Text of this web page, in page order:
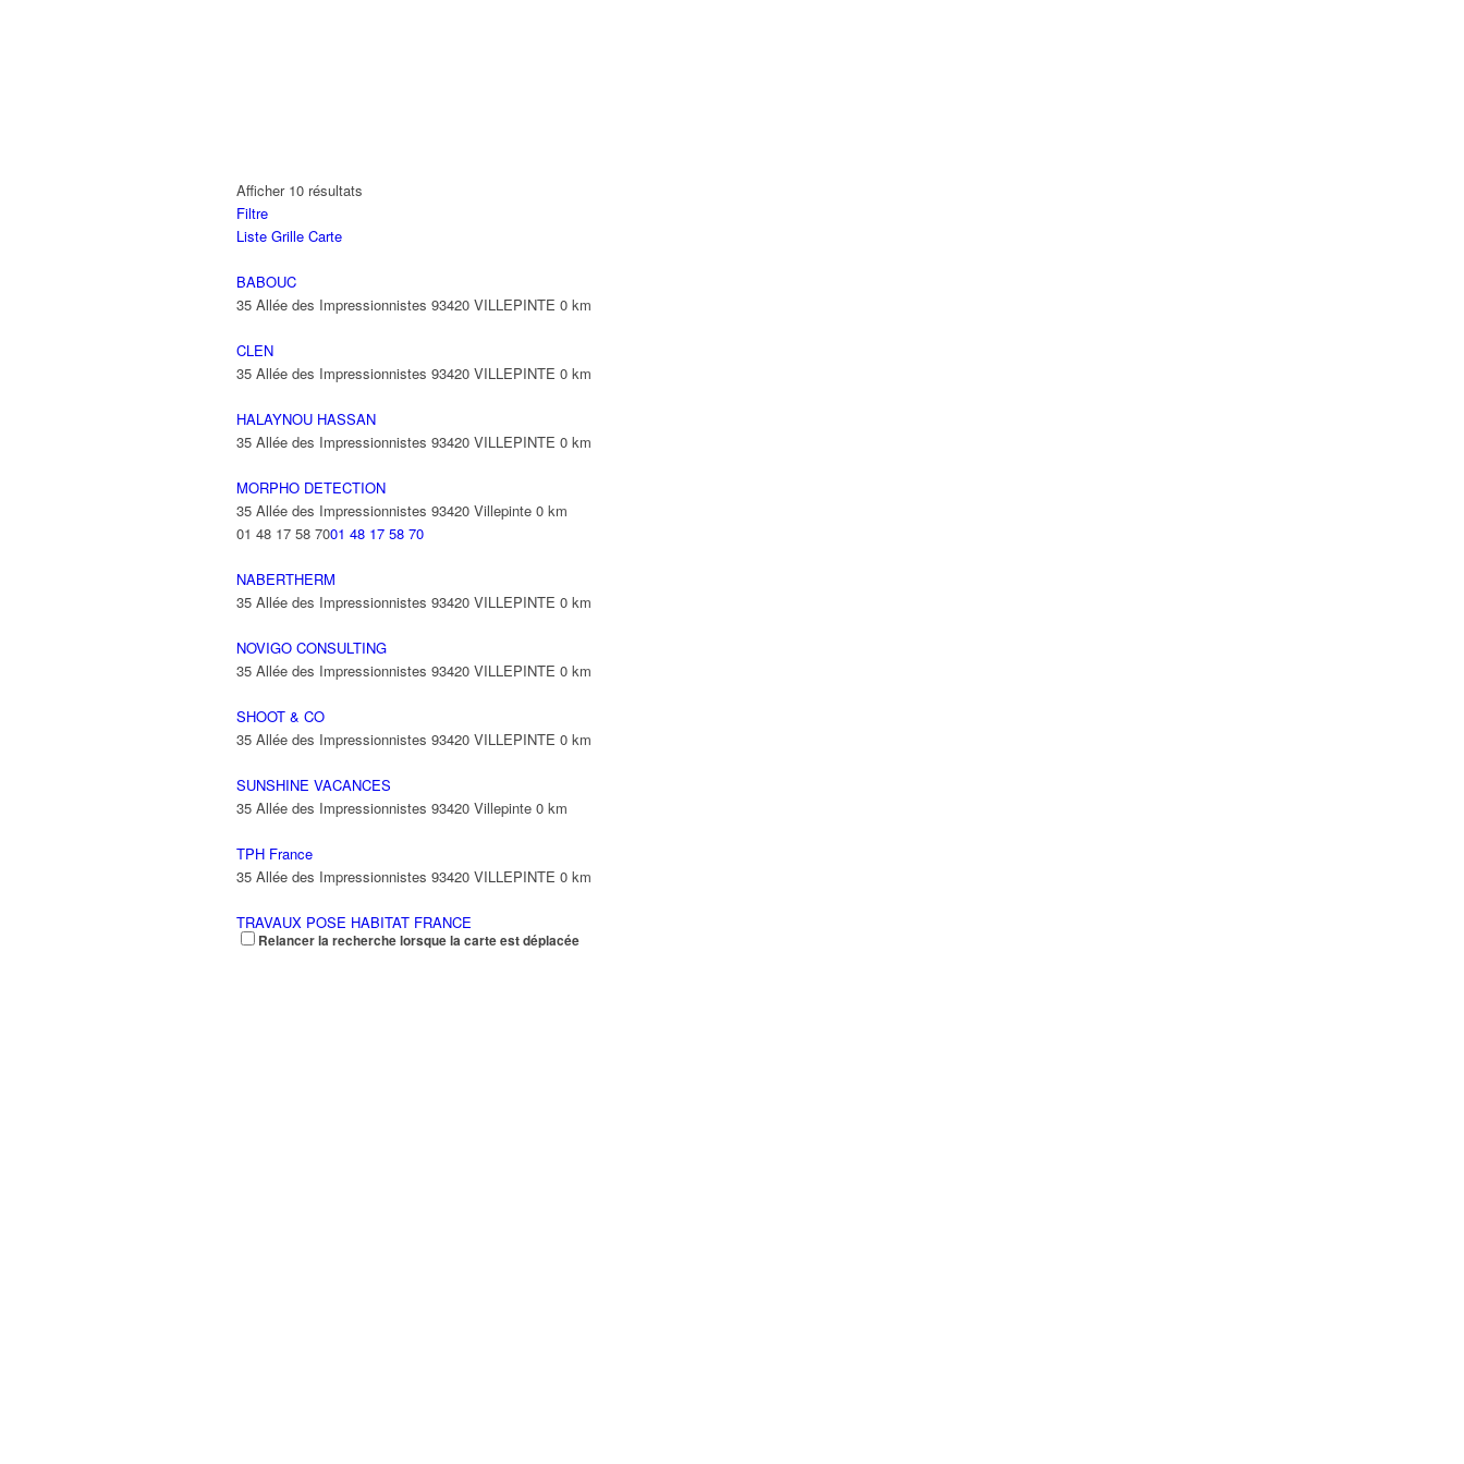
Afficher 10 résultats
Filtre
Liste Grille Carte
BABOUC
35 Allée des Impressionnistes 93420 VILLEPINTE 0 km
CLEN
35 Allée des Impressionnistes 93420 VILLEPINTE 0 km
HALAYNOU HASSAN
35 Allée des Impressionnistes 93420 VILLEPINTE 0 km
MORPHO DETECTION
35 Allée des Impressionnistes 93420 Villepinte 0 km
01 48 17 58 7001 48 17 58 70
NABERTHERM
35 Allée des Impressionnistes 93420 VILLEPINTE 0 km
NOVIGO CONSULTING
35 Allée des Impressionnistes 93420 VILLEPINTE 0 km
SHOOT & CO
35 Allée des Impressionnistes 93420 VILLEPINTE 0 km
SUNSHINE VACANCES
35 Allée des Impressionnistes 93420 Villepinte 0 km
TPH France
35 Allée des Impressionnistes 93420 VILLEPINTE 0 km
TRAVAUX POSE HABITAT FRANCE
35 Allée des Impressionnistes 93420 Villepinte 0 km
Relancer la recherche lorsque la carte est déplacée